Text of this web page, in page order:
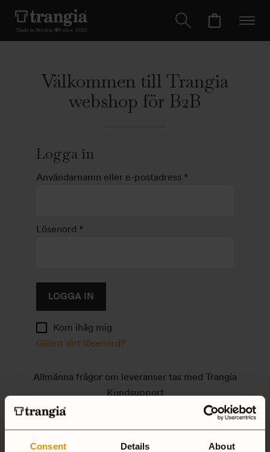
Consent Details About
Välkommen till Trangia
webshop för B2B
Logga in
Användarnamn eller e-postadress *
Lösenord *
LOGGA IN
Kom ihåg mig
Glömt ditt lösenord?
Allmänna frågor om leveranser tas med Trangia
Kundsupport